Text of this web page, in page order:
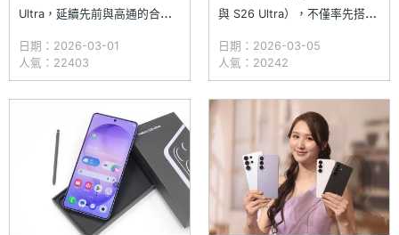
Ultra，延續先前與高通的合
米製程、特別訂製的高通
Snapdragon 8 Elite Gen 5 for
Galaxy，帶來最高 4.74GHz 的
主核心時脈；另外，透過改版設
計的均熱板散熱系統，還能讓手
日期：2026-03-01
人氣：22403
與 S26 Ultra），不僅率先搭載
列也終於加入 eSIM 服務，其中
Galaxy S26 Ultra 更首度新增
智慧防窺應用，免貼防窺保護
貼，只要動動手指就能啟用手機
日期：2026-03-05
人氣：20242